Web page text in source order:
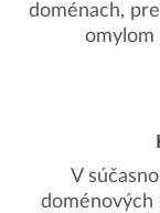
doménach,
omylom
V
doménových